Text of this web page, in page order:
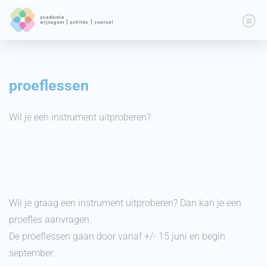
proeflessen
Wil je een instrument uitproberen?
Wil je graag een instrument uitproberen? Dan kan je een
proefles aanvragen.
De proeflessen gaan door vanaf +/- 15 juni en begin
september.